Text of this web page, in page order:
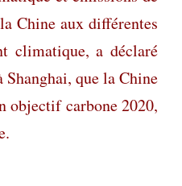
Chine aux différentes
climatique, a déclaré
que la Chine
objectif carbone 2020,